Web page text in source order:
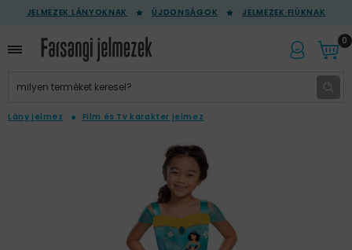
JELMEZEK LÁNYOKNAK ÚJDONSÁGOK JELMEZEK FIÚKNAK
0
Lány jelmez Film és Tv karakter jelmez